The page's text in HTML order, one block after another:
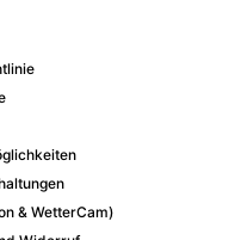
& WetterCam)